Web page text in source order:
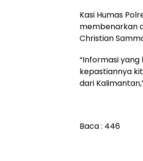
Kasi Humas
membenarkan
Christian
“Informasi
kepastiannya
dari
Baca : 446